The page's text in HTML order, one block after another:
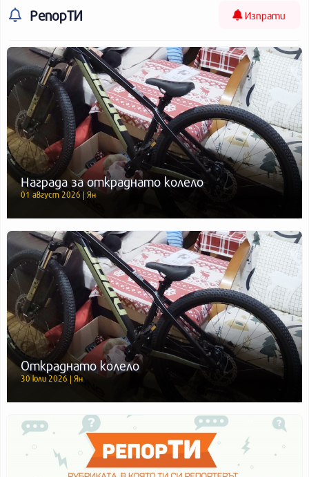
РепорТИ Изпрати
Награда за откраднато колело
01 август 2026 | Ян
Откраднато колело
30 юли 2026 | Ян